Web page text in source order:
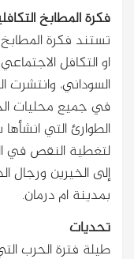
فكرة المطابخ
تستند فكرة المطابخ
او التكافل
في جميع محليات
الطوارئ التي
لتغطية النقص في
إلى الخيرين ورجال
بمدينة ام درمان.
تحديات